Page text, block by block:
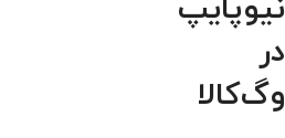
نیوپایپ
در
وگ‌کالا